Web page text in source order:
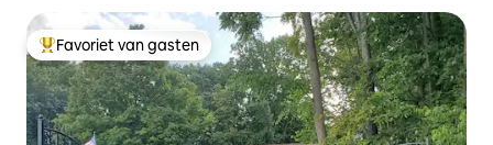
Topfavoriet van gasten
Favoriet van gasten